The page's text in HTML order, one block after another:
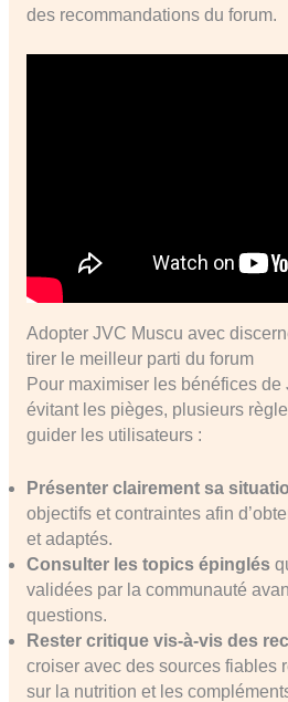
des recommandations du forum.
Adopter JVC Muscu avec
tirer le meilleur parti du forum
Pour maximiser les bénéfices de
évitant les pièges, plusieurs
guider les utilisateurs :
Présenter clairement sa
objectifs et contraintes afin
et adaptés.
Consulter les topics épinglés
validées par la communauté
questions.
Rester critique vis-à-vis des
croiser avec des sources fiables
sur la nutrition et les